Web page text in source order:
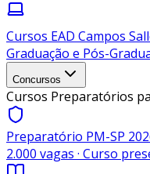
Cursos EAD Campos
Graduação e Pós-
Concursos
Cursos Preparatórios
Preparatório PM-SP
2.000 vagas · Curso